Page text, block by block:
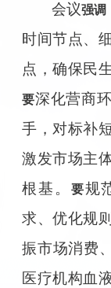
会议强调
时间节点、
点，确保民
要深化营商
手，对标补
激发市场主
根基。
要规
求、优化规
振市场消费
医疗机构血